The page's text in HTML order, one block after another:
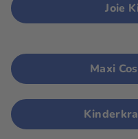
Joie
Maxi